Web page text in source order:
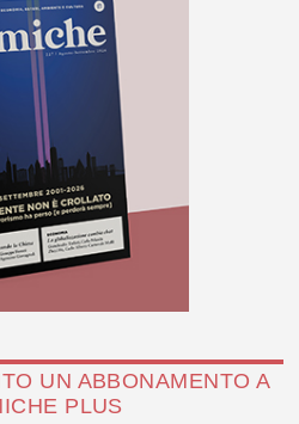
UN ABBONAMENTO A
PLUS